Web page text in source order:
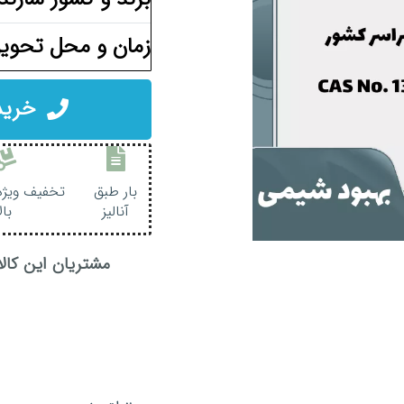
زمان و محل
خرید
بار طبق
آنالیز
تخفیف
مشتریان این